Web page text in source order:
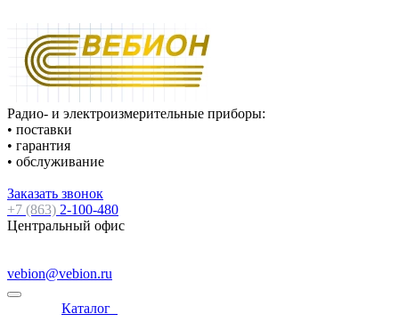
Радио- и электроизмерительные приборы:
• поставки
• гарантия
• обслуживание
Заказать звонок
+7 (863) 2-100-480
Центральный офис
vebion@vebion.ru
Каталог